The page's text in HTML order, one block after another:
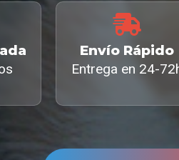
Envío Rápido
Entrega en 24-